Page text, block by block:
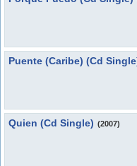
Puente (Caribe) (Cd
Quien (Cd Single) (2007)